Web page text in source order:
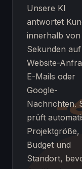
Unsere KI
antwortet
innerhalb von
Sekunden auf
Website-
E-Mails oder
Google-
Nachrichten.
prüft
Projektgröße,
Budget und
Standort,
-